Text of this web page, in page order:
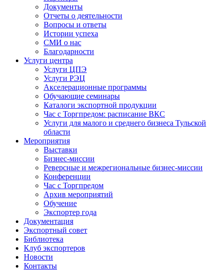
Документы
Отчеты о деятельности
Вопросы и ответы
Истории успеха
СМИ о нас
Благодарности
Услуги центра
Услуги ЦПЭ
Услуги РЭЦ
Акселерационные программы
Обучающие семинары
Каталоги экспортной продукции
Час с Торгпредом: расписание ВКС
Услуги для малого и среднего бизнеса Тульской
области
Мероприятия
Выставки
Бизнес-миссии
Реверсные и межрегиональные бизнес-миссии
Конференции
Час с Торгпредом
Архив мероприятий
Обучение
Экспортер года
Документация
Экспортный совет
Библиотека
Клуб экспортеров
Новости
Контакты